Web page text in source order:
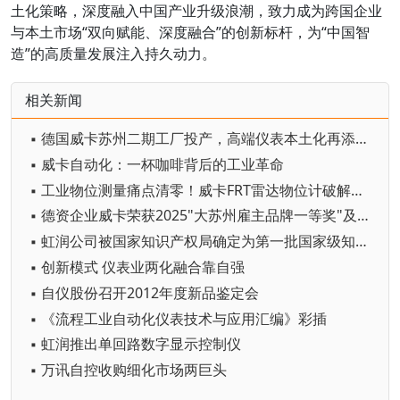
土化策略，深度融入中国产业升级浪潮，致力成为跨国企业
与本土市场“双向赋能、深度融合”的创新标杆，为“中国智
造”的高质量发展注入持久动力。
相关新闻
▪ 德国威卡苏州二期工厂投产，高端仪表本土化再添里程碑
▪ 威卡自动化：一杯咖啡背后的工业革命
▪ 工业物位测量痛点清零！威卡FRT雷达物位计破解行业四大“顽疾”
▪ 德资企业威卡荣获2025"大苏州雇主品牌一等奖"及"最具发展潜力奖"
▪ 虹润公司被国家知识产权局确定为第一批国家级知识产权优势企业
▪ 创新模式 仪表业两化融合靠自强
▪ 自仪股份召开2012年度新品鉴定会
▪ 《流程工业自动化仪表技术与应用汇编》彩插
▪ 虹润推出单回路数字显示控制仪
▪ 万讯自控收购细化市场两巨头